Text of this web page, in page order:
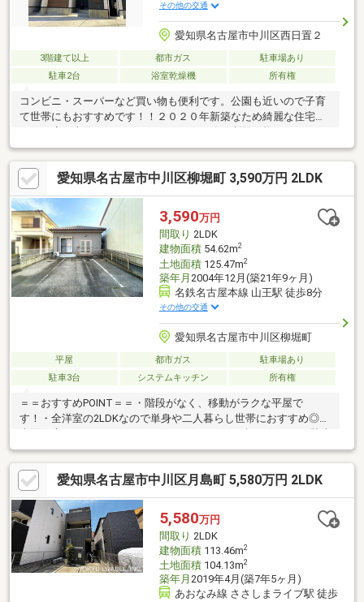
その他の交通
愛知県名古屋市中川区西日置２
3階建て以上 都市ガス
駐車場あり
駐車2台
浴室乾燥機 所有権
コンビニ・スーパーなど買い物も便利です。公園も近いので子育
て世帯にもおすすめです！！２０２０年新築なため綺麗な住宅で
１５帖以上で広々リビング！！ 駐車場が２台停めれるのでセカ
ンドカーも駐車可能です！！
愛知県名古屋市中川区柳堀町 3,590万円 2LDK
3,590万円
間取り 2LDK
建物面積54.62m2
土地面積125.47m2
築年月 2004年12月(築21年9ヶ月)
名鉄名古屋本線 山王駅 徒歩8分
その他の交通
愛知県名古屋市中川区柳堀町
平屋 都市ガス
駐車場あり
駐車3台
システムキッチン 所有権
＝＝おすすめPOINT＝＝・階段がなく、移動がラクな平屋で
す！・全洋室の2LDKなので単身や二人暮らし世帯におすすめ◎・
は並列で3台可能。前面道路が広く駐車もスムーズ！・各部屋に収
納のほか、シューズクローゼットや屋根裏収納を完備！モノが多
い方も安心です☆・室内丁寧にに使用していただいております◎
＝＝周辺環境＝＝・名鉄本線「山王」駅 徒歩約8分・広見小学
校 徒歩約2分・山王中学校 徒歩約13分・ローソン中川横堀町
店 徒歩約6分・広見公園 徒歩約3分名古屋駅までは自転車で約
10分とお買い物にも便利な立地です♪
愛知県名古屋市中川区月島町 5,580万円 2LDK
5,580万円
間取り 2LDK
建物面積113.46m2
土地面積104.13m2
築年月 2019年4月(築7年5ヶ月)
あおなみ線 ささしまライブ駅 徒歩